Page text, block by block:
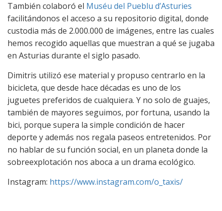
También colaboró el Muséu del Pueblu d’Asturies
facilitándonos el acceso a su repositorio digital, donde
custodia más de 2.000.000 de imágenes, entre las cuales
hemos recogido aquellas que muestran a qué se jugaba
en Asturias durante el siglo pasado.
Dimitris utilizó ese material y propuso centrarlo en la
bicicleta, que desde hace décadas es uno de los
juguetes preferidos de cualquiera. Y no solo de guajes,
también de mayores seguimos, por fortuna, usando la
bici, porque supera la simple condición de hacer
deporte y además nos regala paseos entretenidos. Por
no hablar de su función social, en un planeta donde la
sobreexplotación nos aboca a un drama ecológico.
Instagram: https://www.instagram.com/o_taxis/